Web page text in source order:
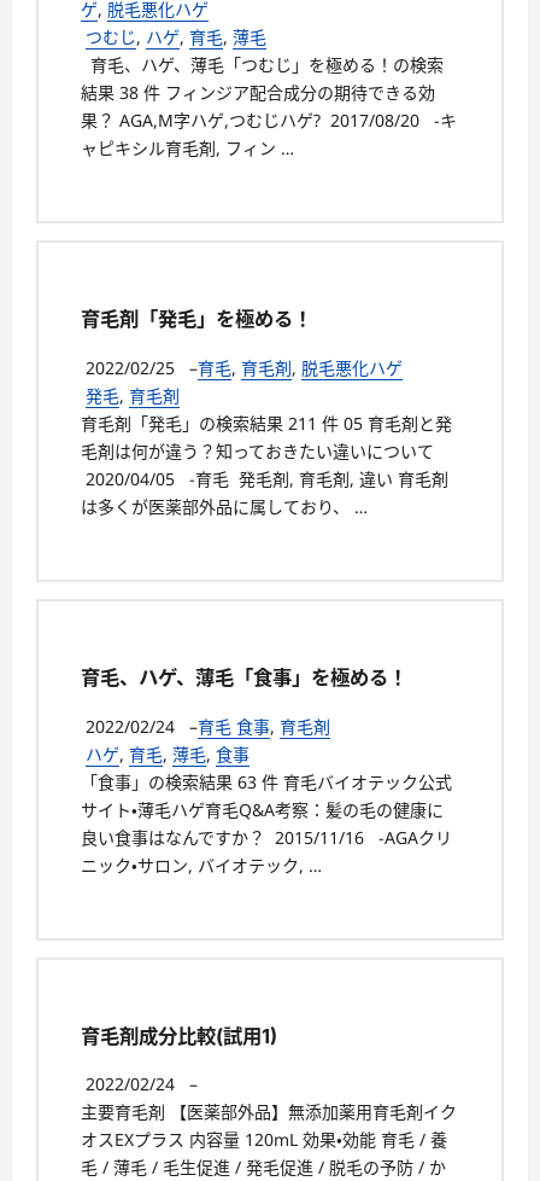
ゲ, 脱毛悪化ハゲ
つむじ, ハゲ, 育毛, 薄毛
育毛、ハゲ、薄毛「つむじ」を極める！の検索
結果 38 件 フィンジア配合成分の期待できる効
果？ AGA,M字ハゲ,つむじハゲ? 2017/08/20 -キ
ャピキシル育毛剤, フィン …
育毛剤「発毛」を極める！
2022/02/25 –育毛, 育毛剤, 脱毛悪化ハゲ
発毛, 育毛剤
育毛剤「発毛」の検索結果 211 件 05 育毛剤と発
毛剤は何が違う？知っておきたい違いについて
2020/04/05 -育毛 発毛剤, 育毛剤, 違い 育毛剤
は多くが医薬部外品に属しており、 …
育毛、ハゲ、薄毛「食事」を極める！
2022/02/24 –育毛 食事, 育毛剤
ハゲ, 育毛, 薄毛, 食事
「食事」の検索結果 63 件 育毛バイオテック公式
サイト・薄毛ハゲ育毛Q&A考察：髪の毛の健康に
良い食事はなんですか？ 2015/11/16 -AGAクリ
ニック・サロン, バイオテック, …
育毛剤成分比較(試用1)
2022/02/24
–
主要育毛剤 【医薬部外品】無添加薬用育毛剤イク
オスEXプラス 内容量 120mL 効果・効能 育毛 / 養
毛 / 薄毛 / 毛生促進 / 発毛促進 / 脱毛の予防 / か